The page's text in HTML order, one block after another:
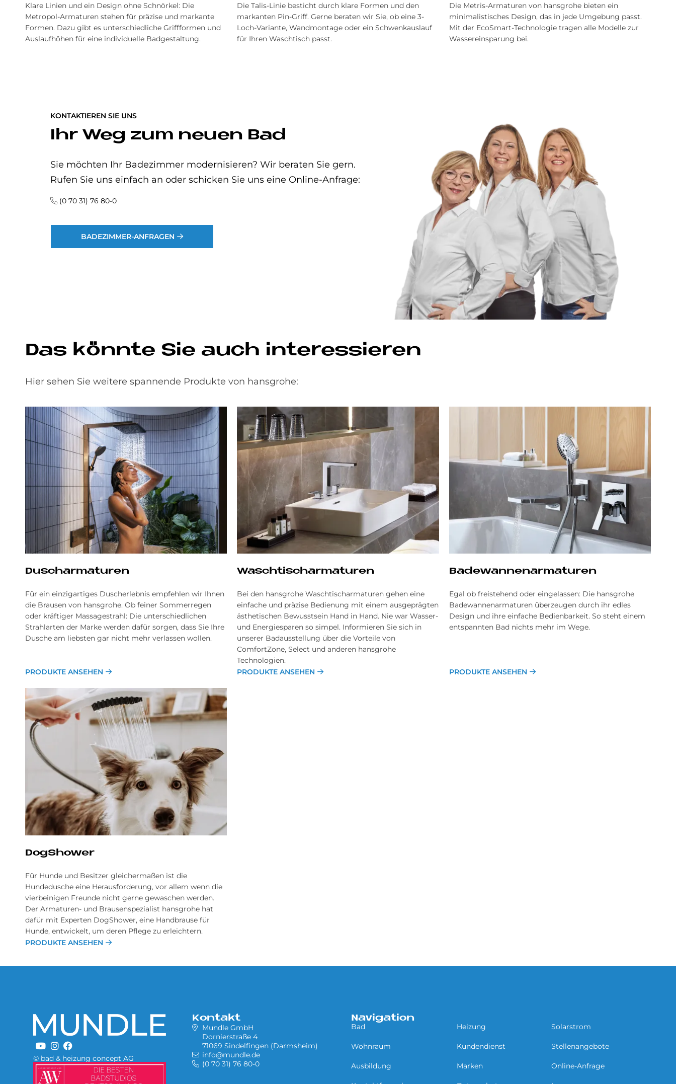
Klare Linien und ein Design ohne Schnörkel: Die
Metropol-Armaturen stehen für präzise und markante
Formen. Dazu gibt es unterschiedliche Griffformen und
Auslaufhöhen für eine individuelle Badgestaltung.
Die Talis-Linie besticht durch klare Formen und den
markanten Pin-Griff. Gerne beraten wir Sie, ob eine 3-
Loch-Variante, Wandmontage oder ein Schwenkauslauf
für Ihren Waschtisch passt.
Die Metris-Armaturen von hansgrohe bieten ein
minimalistisches Design, das in jede Umgebung passt.
Mit der EcoSmart-Technologie tragen alle Modelle zur
Wassereinsparung bei.
KONTAKTIEREN SIE UNS
Ihr Weg zum neuen Bad
Sie möchten Ihr Badezimmer modernisieren? Wir beraten Sie gern.
Rufen Sie uns einfach an oder schicken Sie uns eine Online-Anfrage:
(0 70 31) 76 80-0
BADEZIMMER-ANFRAGEN
Das könnte Sie auch interessieren
Hier sehen Sie weitere spannende Produkte von hansgrohe:
Duscharmaturen
Für ein einzigartiges Duscherlebnis empfehlen wir Ihnen
die Brausen von hansgrohe. Ob feiner Sommerregen
oder kräftiger Massagestrahl: Die unterschiedlichen
Strahlarten der Marke werden dafür sorgen, dass Sie Ihre
Dusche am liebsten gar nicht mehr verlassen wollen.
PRODUKTE ANSEHEN
Waschtischarmaturen
Bei den hansgrohe Waschtischarmaturen gehen eine
einfache und präzise Bedienung mit einem ausgeprägten
ästhetischen Bewusstsein Hand in Hand. Nie war Wasser-
und Energiesparen so simpel. Informieren Sie sich in
unserer Badausstellung über die Vorteile von
ComfortZone, Select und anderen hansgrohe
Technologien.
PRODUKTE ANSEHEN
Ba­de­wan­nen­ar­ma­tu­ren
Egal ob freistehend oder eingelassen: Die hansgrohe
Badewannenarmaturen überzeugen durch ihr edles
Design und ihre einfache Bedienbarkeit. So steht einem
entspannten Bad nichts mehr im Wege.
PRODUKTE ANSEHEN
DogShower
Für Hunde und Besitzer gleichermaßen ist die
Hundedusche eine Herausforderung, vor allem wenn die
vierbeinigen Freunde nicht gerne gewaschen werden.
Der Armaturen- und Brausenspezialist hansgrohe hat
dafür mit Experten DogShower, eine Handbrause für
Hunde, entwickelt, um deren Pflege zu erleichtern.
PRODUKTE ANSEHEN
© bad & heizung concept AG
Bild
Kontakt
Mundle GmbH
Dornierstraße 4
71069 Sindelfingen (Darmsheim)
info@mundle.de
(0 70 31) 76 80-0
Navigation
Bad Heizung Solarstrom
Wohnraum Kundendienst Stellenangebote
Ausbildung Marken Online-Anfrage